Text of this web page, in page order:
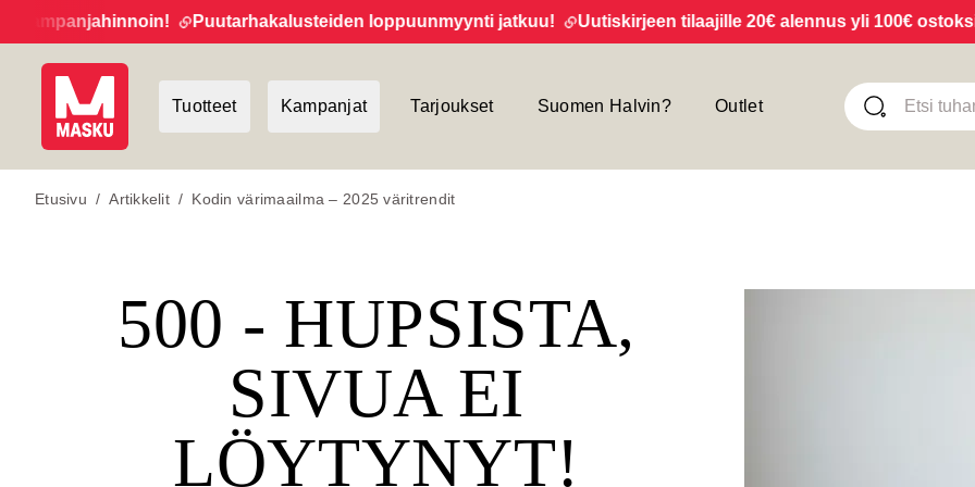
Puutarhakalusteiden loppuunmyynti jatkuu! Uutiskirjeen tilaajille 20€ alennus yli 100€
Tuotteet Kampanjat Tarjoukset Suomen Halvin? Outlet
Etusivu / Artikkelit / Kodin värimaailma – 2025 väritrendit
500 - HUPSISTA,
SIVUA EI
LÖYTYNYT!